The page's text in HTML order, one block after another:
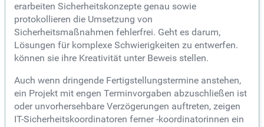
erarbeiten Sicherheitskonzepte genau sowie
protokollieren die Umsetzung von
Sicherheitsmaßnahmen fehlerfrei. Geht es darum,
Lösungen für komplexe Schwierigkeiten zu entwerfen.
können sie ihre Kreativität unter Beweis stellen.
Auch wenn dringende Fertigstellungstermine anstehen,
ein Projekt mit engen Terminvorgaben abzuschließen ist
oder unvorhersehbare Verzögerungen auftreten, zeigen
IT-Sicherheitskoordinatoren ferner -koordinatorinnen ein